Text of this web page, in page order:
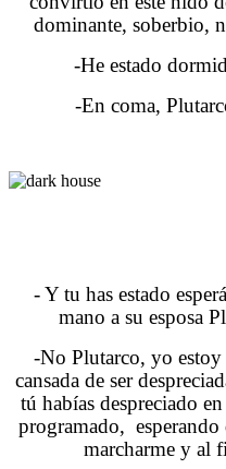
dominante, soberbio,
-He estado
-En coma,
- Y tu has estado
mano a su esposa
-No Plutarco, yo estoy
cansada de ser
tú habías despreciado
programado, esperando
marcharme y al